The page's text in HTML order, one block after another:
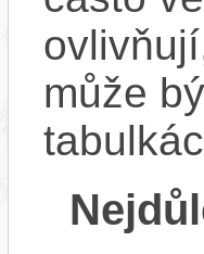
může